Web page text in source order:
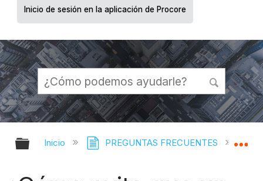
Inicio de sesión en la aplicación de Procore
Expandir/contraer jerarquía global
Inicio PREGUNTAS FRECUENTES